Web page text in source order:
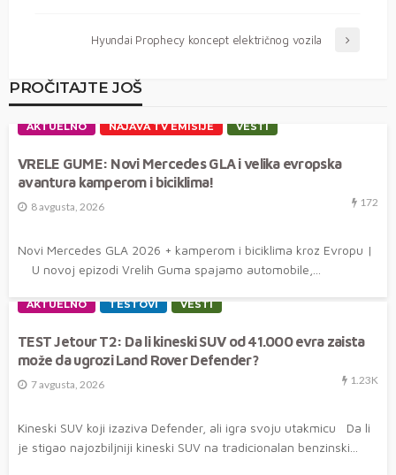
Hyundai Prophecy koncept električnog vozila
PROČITAJTE JOŠ
AKTUELNO NAJAVA TV EMISIJE VESTI
VRELE GUME: Novi Mercedes GLA i velika evropska
avantura kamperom i biciklima!
8 avgusta, 2026 172
Novi Mercedes GLA 2026 + kamperom i biciklima kroz Evropu |
U novoj epizodi Vrelih Guma spajamo automobile,...
AKTUELNO TESTOVI VESTI
TEST Jetour T2: Da li kineski SUV od 41.000 evra zaista
može da ugrozi Land Rover Defender?
7 avgusta, 2026 1.23K
Kineski SUV koji izaziva Defender, ali igra svoju utakmicu Da li
je stigao najozbiljniji kineski SUV na tradicionalan benzinski...